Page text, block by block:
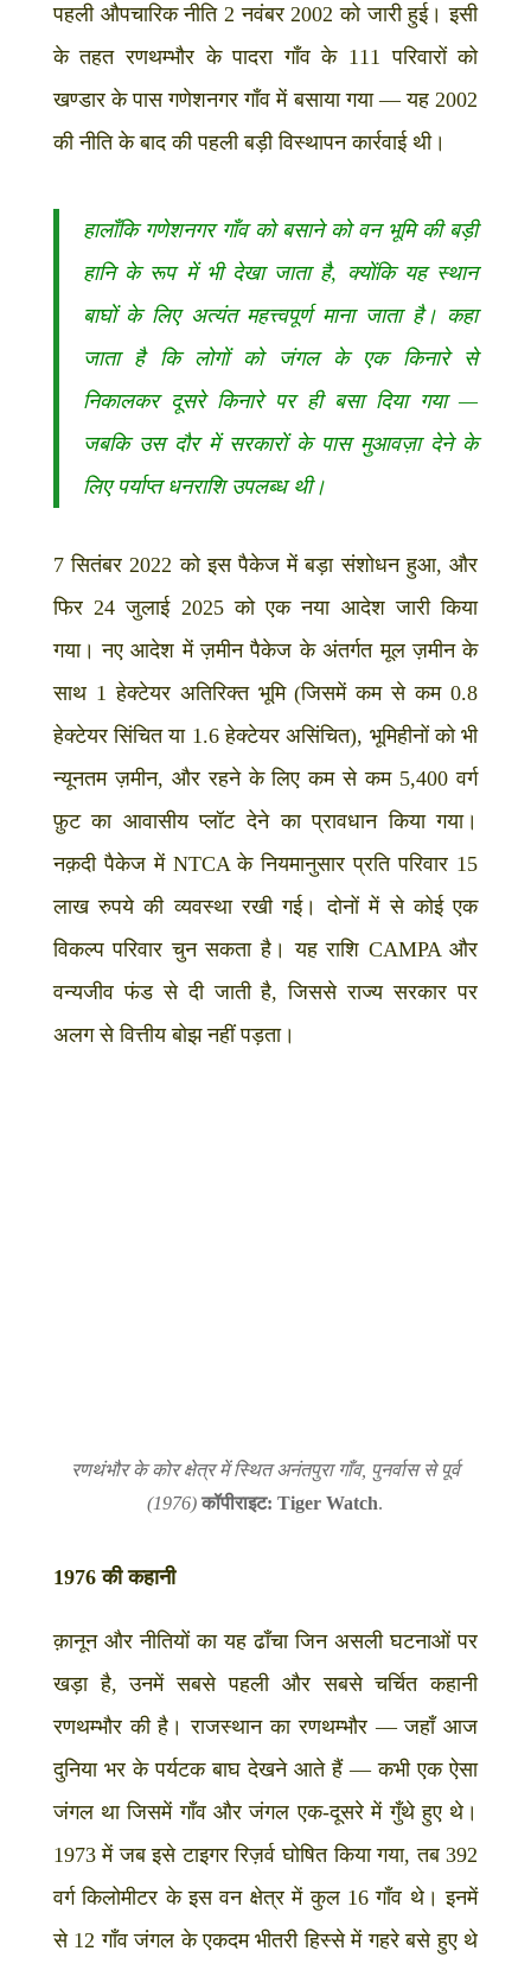
पहली औपचारिक नीति 2 नवंबर 2002 को जारी हुई। इसी
के तहत रणथम्भौर के पादरा गाँव के 111 परिवारों को
खण्डार के पास गणेशनगर गाँव में बसाया गया — यह 2002
की नीति के बाद की पहली बड़ी विस्थापन कार्रवाई थी।
हालाँकि गणेशनगर गाँव को बसाने को वन भूमि की बड़ी
हानि के रूप में भी देखा जाता है, क्योंकि यह स्थान
बाघों के लिए अत्यंत महत्त्वपूर्ण माना जाता है। कहा
जाता है कि लोगों को जंगल के एक किनारे से
निकालकर दूसरे किनारे पर ही बसा दिया गया —
जबकि उस दौर में सरकारों के पास मुआवज़ा देने के
लिए पर्याप्त धनराशि उपलब्ध थी।
7 सितंबर 2022 को इस पैकेज में बड़ा संशोधन हुआ, और
फिर 24 जुलाई 2025 को एक नया आदेश जारी किया
गया। नए आदेश में ज़मीन पैकेज के अंतर्गत मूल ज़मीन के
साथ 1 हेक्टेयर अतिरिक्त भूमि (जिसमें कम से कम 0.8
हेक्टेयर सिंचित या 1.6 हेक्टेयर असिंचित), भूमिहीनों को भी
न्यूनतम ज़मीन, और रहने के लिए कम से कम 5,400 वर्ग
फ़ुट का आवासीय प्लॉट देने का प्रावधान किया गया।
नक़दी पैकेज में NTCA के नियमानुसार प्रति परिवार 15
लाख रुपये की व्यवस्था रखी गई। दोनों में से कोई एक
विकल्प परिवार चुन सकता है। यह राशि CAMPA और
वन्यजीव फंड से दी जाती है, जिससे राज्य सरकार पर
अलग से वित्तीय बोझ नहीं पड़ता।
रणथंभौर के कोर क्षेत्र में स्थित अनंतपुरा गाँव, पुनर्वास से पूर्व
(1976)कॉपीराइट: Tiger Watch.
1976 की कहानी
क़ानून और नीतियों का यह ढाँचा जिन असली घटनाओं पर
खड़ा है, उनमें सबसे पहली और सबसे चर्चित कहानी
रणथम्भौर की है। राजस्थान का रणथम्भौर — जहाँ आज
दुनिया भर के पर्यटक बाघ देखने आते हैं — कभी एक ऐसा
जंगल था जिसमें गाँव और जंगल एक-दूसरे में गुँथे हुए थे।
1973 में जब इसे टाइगर रिज़र्व घोषित किया गया, तब 392
वर्ग किलोमीटर के इस वन क्षेत्र में कुल 16 गाँव थे। इनमें
से 12 गाँव जंगल के एकदम भीतरी हिस्से में गहरे बसे हुए थे